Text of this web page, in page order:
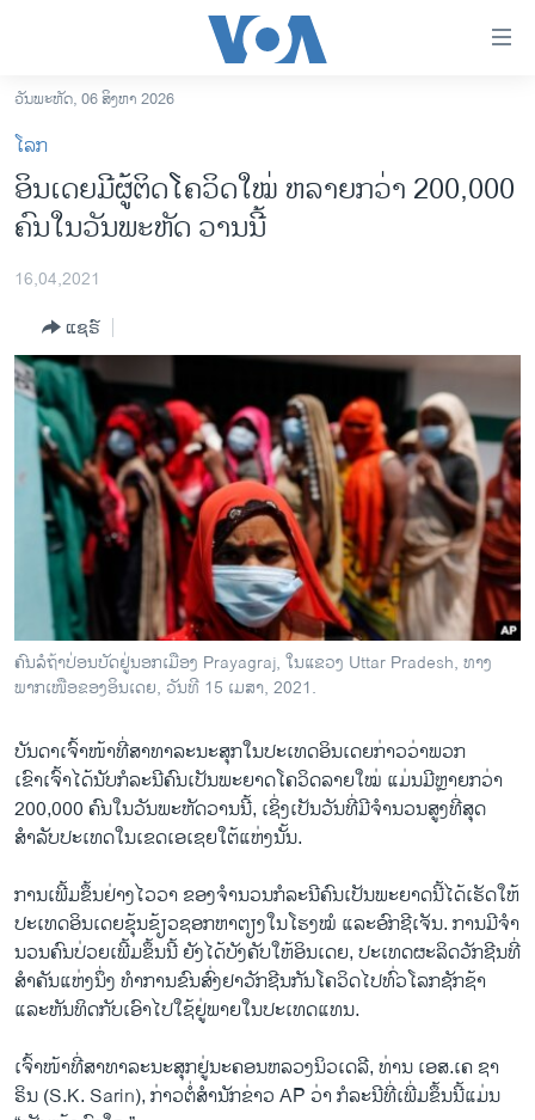
ເຂົ້າ
ຫາ
ຂ້າມ
ຂ້າມ
ຂ້າມ
ຫາ
ລາວ
ອາເມຣິກາ
ຂ່າວ​ຈີນ
ໂລກ
ເອເຊຍ
ອິດສະຫຼະພາບດ້ານການຂ່າວ
ຊີວິດຊາວລາວ
ຊຸມຊົນຊາວລາວ
ວິທະຍາສາດ-ເທັກໂນໂລຈີ
ທຸລະກິດ
ພາສາອັງກິດ
ວີດີໂອ
ລາຍການກະຈາຍສຽງ
ລາຍງານ
ຕິດຕາມພວກເຮົາ ທີ່
ພາສາຕ່າງໆ
ວັນພະຫັດ, 06 ສິງຫາ 2026
ໂລກ
ອິນເດຍມີຜູ້ຕິດໂຄວິດໃໝ່ ຫລາຍກວ່າ 200,000
ຄົນໃນວັນພະຫັດ ວານນີ້
16,04,2021
ແຊຣ໌
ຄົນລໍຖ້າປ່ອນບັດຢູ່ນອກເມືອງ Prayagraj, ໃນແຂວງ Uttar Pradesh, ທາງ
ພາກເໜືອຂອງອິນເດຍ, ວັນທີ 15 ເມສາ, 2021.
ບັນດາເຈົ້າໜ້າທີ່ສາທາລະນະສຸກໃນປະເທດອິນເດຍກ່າວວ່າພວກ
ເຂົາເຈົ້າໄດ້ນັບກໍລະນີຄົນເປັນພະຍາດໂຄວິດລາຍໃໝ່ ແມ່ນມີຫຼາຍກວ່າ
200,000 ຄົນໃນວັນພະຫັດວານນີ້, ເຊິ່ງເປັນວັນທີ່ມີຈຳນວນສູງທີ່ສຸດ
ສຳລັບປະເທດໃນເຂດເອເຊຍໃຕ້ແຫ່ງນັ້ນ.
ການເພີ້ມຂຶ້ນຢ່າງໄວວາ ຂອງຈໍານວນກໍລະນີຄົນເປັນພະຍາດນີ້ໄດ້ເຮັດໃຫ້
ປະເທດອິນເດຍຂຸ້ນຂ້ຽວຊອກຫາຕຽງໃນໂຮງໝໍ ແລະອົກຊີເຈັນ. ການມີຈໍາ
ນວນຄົນປ່ວຍເພີ້ມຂຶ້ນນີ້ ຍັງໄດ້ບັງຄັບໃຫ້ອິນເດຍ, ປະເທດຜະລິດວັກຊີນທີ່
ສຳຄັນແຫ່ງນຶ່ງ ທໍາການຂົນສົ່ງຢາວັກຊີນກັນໂຄວິດໄປທົ່ວໂລກຊັກຊ້າ
ແລະຫັນທິດກັບເອົາໄປໃຊ້ຢູ່ພາຍໃນປະເທດແທນ.
ເຈົ້າໜ້າທີ່ສາທາລະນະສຸກຢູ່ນະຄອນຫລວງນິວເດລີ, ທ່ານ ເອສ.ເຄ ຊາ
ຣິນ (S.K. Sarin), ກ່າວຕໍ່ສຳນັກຂ່າວ AP ວ່າ ກໍລະນີທີ່ເພີ່ມຂຶ້ນນີ້ແມ່ນ